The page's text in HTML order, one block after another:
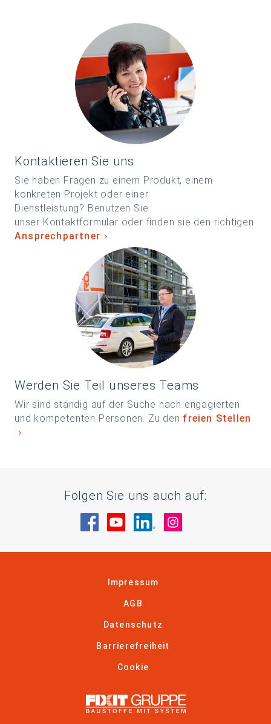
Kontaktieren Sie uns
Sie haben Fragen zu einem Produkt, einem
konkreten Projekt oder einer
Dienstleistung? Benutzen Sie
unser Kontaktformular oder finden sie den richtigen
Ansprechpartner
.
Werden Sie Teil unseres Teams
Wir sind ständig auf der Suche nach engagierten
und kompetenten Personen. Zu den freien Stellen
Folgen Sie uns auch auf:
Besuche uns auf Facebook
Besuche uns auf YouTube
Besuche uns auf
Impressum
AGB
Datenschutz
Barrierefreiheit
Cookie